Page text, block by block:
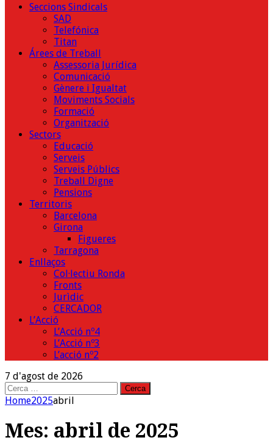
Seccions Sindicals
SAD
Telefónica
Titan
Árees de Treball
Assessoria Jurídica
Comunicació
Gènere i Igualtat
Moviments Socials
Formació
Organització
Sectors
Educació
Serveis
Serveis Públics
Treball Digne
Pensions
Territoris
Barcelona
Girona
Figueres
Tarragona
Enllaços
Col·lectiu Ronda
Fronts
Jurìdic
CERCADOR
L’Acció
L’Acció nº4
L’Acció nº3
L’acció nº2
7 d'agost de 2026
Cerca:
Home2025abril
Mes: abril de 2025